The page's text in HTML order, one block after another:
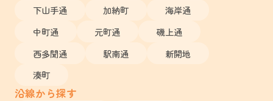
下山手通 加納町
海岸通
中町通
元町通
磯上通
西多聞通
駅南通
新開地
湊町
沿線から探す